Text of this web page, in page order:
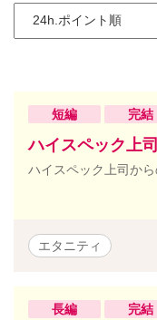
短編 完結
ハイスペック上
ハイスペック上司か
エタニティ
長編 完結